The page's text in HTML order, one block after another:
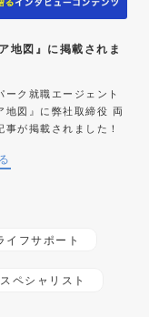
地図』に掲載されま
ーク就職エージェント
地図』に弊社取締役 両
事が掲載されました！
イフサポート
スペシャリスト